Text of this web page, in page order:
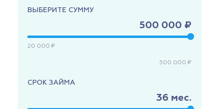
ВЫБЕРИТЕ СУММУ
500 000 ₽
20 000 ₽
500 000 ₽
СРОК ЗАЙМА
36 мес.